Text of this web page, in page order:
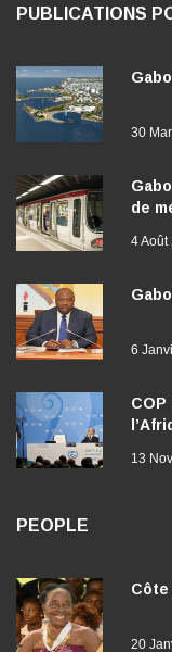
PUBLICATIONS
30
de
4 Août
6
13
PEOPLE
Côte
20